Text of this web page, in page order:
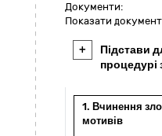
Документи:
Показати
+
Підстави
процедурі
1. Вчинення
мотивів